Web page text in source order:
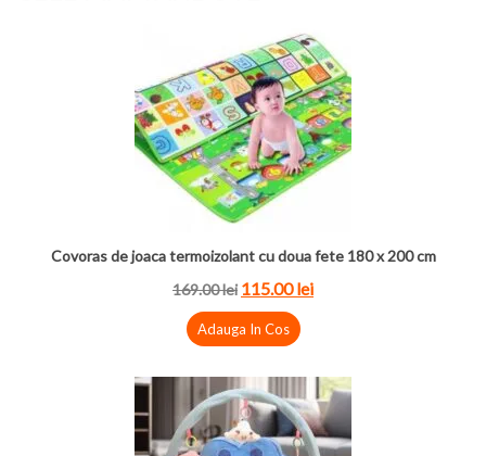
Covoras de joaca termoizolant cu doua fete 180 x 200 cm
169.00lei 115.00lei
Adauga In Cos